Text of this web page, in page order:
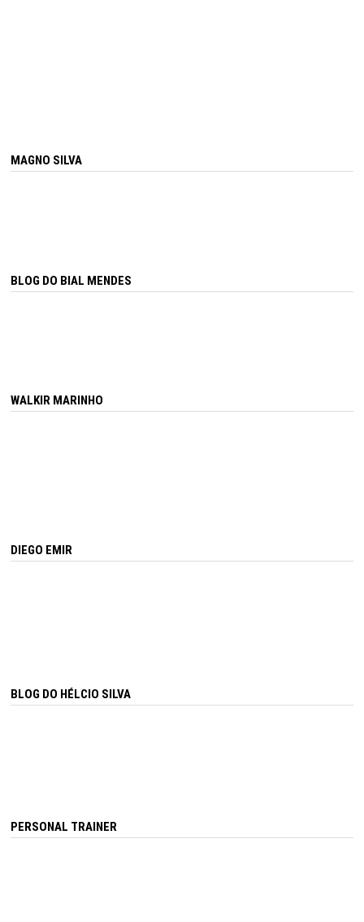
MAGNO SILVA
BLOG DO BIAL MENDES
WALKIR MARINHO
DIEGO EMIR
BLOG DO HÉLCIO SILVA
PERSONAL TRAINER